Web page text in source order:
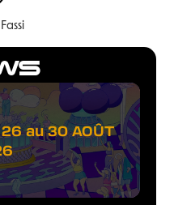
26 au 30 AOÛT